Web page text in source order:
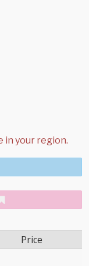
Price